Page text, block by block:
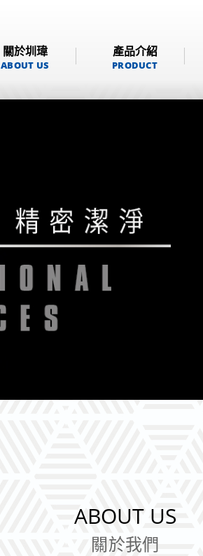
關於圳瑋
ABOUT US
產品介紹
PRODUCT
ABOUT US
關於我們